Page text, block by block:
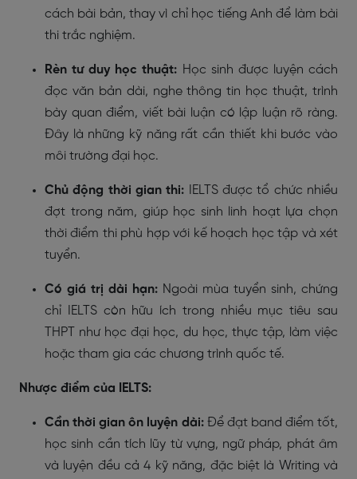
cách bài bản, thay vì chỉ học tiếng Anh để làm bài
thi trắc nghiệm.
Rèn tư duy học thuật: Học sinh được luyện cách
đọc văn bản dài, nghe thông tin học thuật, trình
bày quan điểm, viết bài luận có lập luận rõ ràng.
Đây là những kỹ năng rất cần thiết khi bước vào
môi trường đại học.
Chủ động thời gian thi: IELTS được tổ chức nhiều
đợt trong năm, giúp học sinh linh hoạt lựa chọn
thời điểm thi phù hợp với kế hoạch học tập và xét
tuyển.
Có giá trị dài hạn: Ngoài mùa tuyển sinh, chứng
chỉ IELTS còn hữu ích trong nhiều mục tiêu sau
THPT như học đại học, du học, thực tập, làm việc
hoặc tham gia các chương trình quốc tế.
Nhược điểm của IELTS:
Cần thời gian ôn luyện dài:Để đạt band điểm tốt,
học sinh cần tích lũy từ vựng, ngữ pháp, phát âm
và luyện đều cả 4 kỹ năng, đặc biệt là Writing và